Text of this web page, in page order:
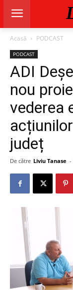
Acasă PODCAST
PODCAST
ADI
nou
vederea
județ
De către Liviu Tanase -